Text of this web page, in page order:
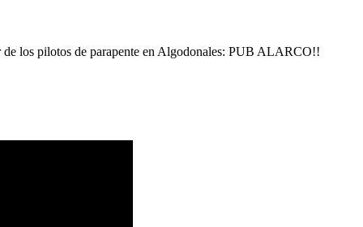
de los pilotos de parapente en Algodonales: PUB ALARCO!!